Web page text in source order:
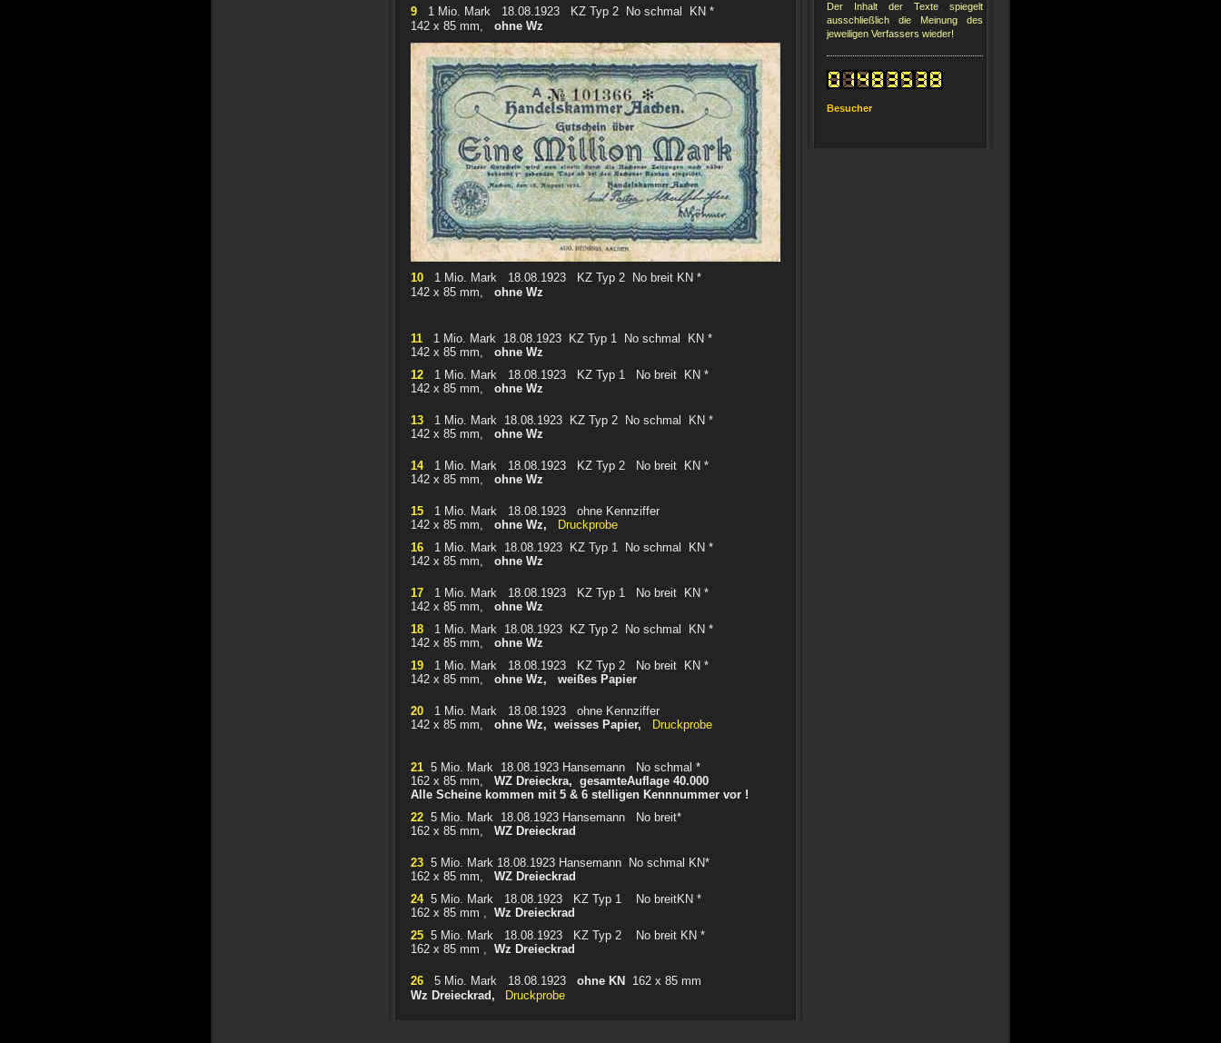
9
1 Mio. Mark 18.08.1923 KZ Typ 2 No schmal KN *
142 x 85 mm, ohne Wz
10
1 Mio. Mark 18.08.1923 KZ Typ 2 No breit KN *
142 x 85 mm, ohne Wz
11
1 Mio. Mark 18.08.1923 KZ Typ 1 No schmal KN *
142 x 85 mm, ohne Wz
12
1 Mio. Mark 18.08.1923 KZ Typ 1 No breit KN *
142 x 85 mm, ohne Wz
13
1 Mio. Mark 18.08.1923 KZ Typ 2 No schmal KN *
142 x 85 mm, ohne Wz
14
1 Mio. Mark 18.08.1923 KZ Typ 2 No breit KN *
142 x 85 mm, ohne Wz
15
1 Mio. Mark 18.08.1923 ohne Kennziffer
142 x 85 mm, ohne Wz,
Druckprobe
16
1 Mio. Mark 18.08.1923 KZ Typ 1 No schmal KN *
142 x 85 mm, ohne Wz
17
1 Mio. Mark 18.08.1923 KZ Typ 1 No breit KN *
142 x 85 mm, ohne Wz
18
1 Mio. Mark 18.08.1923 KZ Typ 2 No schmal KN *
142 x 85 mm, ohne Wz
19
1 Mio. Mark 18.08.1923 KZ Typ 2 No breit KN *
142 x 85 mm, ohne Wz, weißes Papier
20
1 Mio. Mark 18.08.1923 ohne Kennziffer
142 x 85 mm, ohne Wz, weisses Papier, Druckprobe
21 5 Mio. Mark 18.08.1923 Hansemann No schmal *
162 x 85 mm, WZ Dreieckra, gesamteAuflage 40.000
Alle Scheine kommen mit 5 & 6 stelligen Kennnummer vor !
22 5 Mio. Mark 18.08.1923 Hansemann No breit*
162 x 85 mm, WZ Dreieckrad
23 5 Mio. Mark 18.08.1923 Hansemann No schmal KN*
162 x 85 mm, WZ Dreieckrad
24 5 Mio. Mark 18.08.1923 KZ Typ 1 No breitKN *
162 x 85 mm , Wz Dreieckrad
25 5 Mio. Mark 18.08.1923 KZ Typ 2 No breit KN *
162 x 85 mm , Wz Dreieckrad
26 5 Mio. Mark 18.08.1923 ohne KN
162 x 85 mm
Wz Dreieckrad,
Druckprobe
Der Inhalt der Texte spiegelt
ausschließlich die Meinung des
jeweiligen Verfassers wieder!
Besucher